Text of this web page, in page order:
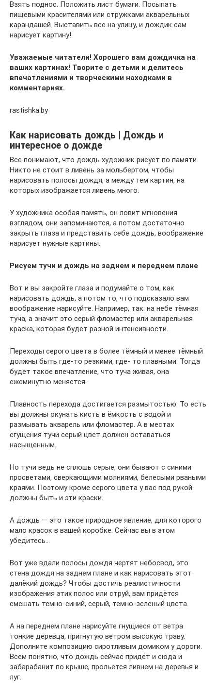
Взять поднос. Положить лист бумаги. Посыпать
пищевыми красителями или стружками акварельных
карандашей. Выставить все на улицу, и дождик сам
нарисует картину!
Уважаемые читатели! Хорошего вам дождичка на
ваших картинах! Творите с детьми и делитесь
впечатлениями и творческими находками в
комментариях.
rastishka.by
Как нарисовать дождь | Дождь и
интересное о дожде
Все понимают, что дождь художник рисует по памяти.
Никто не стоит в ливень за мольбертом, чтобы
нарисовать полосы дождя, а между тем картин, на
которых изображается ливень много.
У художника особая память, он ловит мгновения
взглядом, они запоминаются, а потом достаточно
закрыть глаза и представить себе дождь, воображение
нарисует нужные картины.
Рисуем тучи и дождь на заднем и переднем плане
Вот и вы закройте глаза и подумайте о том, как
нарисовать дождь, а потом то, что подсказало вам
воображение нарисуйте. Например, так: на небе тёмная
туча, а значит это серый фломастер или акварельная
краска, которая будет разной интенсивности.
Переходы серого цвета в более тёмный и менее тёмный
должны быть где-то резкими, где- то плавными. Тогда
будет такое впечатление, что туча живая, она
ежеминутно меняется.
Плавность перехода достигается размытостью. То есть
вы должны окунать кисть в ёмкость с водой и
размывать акварель или фломастер. А в местах
сгущения тучи серый цвет должен оставаться
насыщенным.
Но тучи ведь не сплошь серые, они бывают с синими
просветами, сверкающими молниями, белесыми рваными
краями. Поэтому кроме серого цвета у вас под рукой
должны быть и эти краски.
А дождь — это такое природное явление, для которого
мало красок в вашей коробке. Сейчас вы в этом
убедитесь…
Вот уже вдали полосы дождя чертят небосвод, это
стена дождя на заднем плане и как нарисовать этот
далёкий дождь? Чтобы достичь реалистичности
изображения этих полос или струй, вам придётся
смешать темно-синий, серый, темно-зелёный цвета.
А на переднем плане нарисуйте гнущиеся от ветра
тонкие деревца, пригнутую ветром высокую траву.
Дополните композицию сиротливым домиком у дороги.
Всем понятно, что дождь сейчас придёт и сюда и
забарабанит по крыше, прольется ливнем на деревья и
луг.